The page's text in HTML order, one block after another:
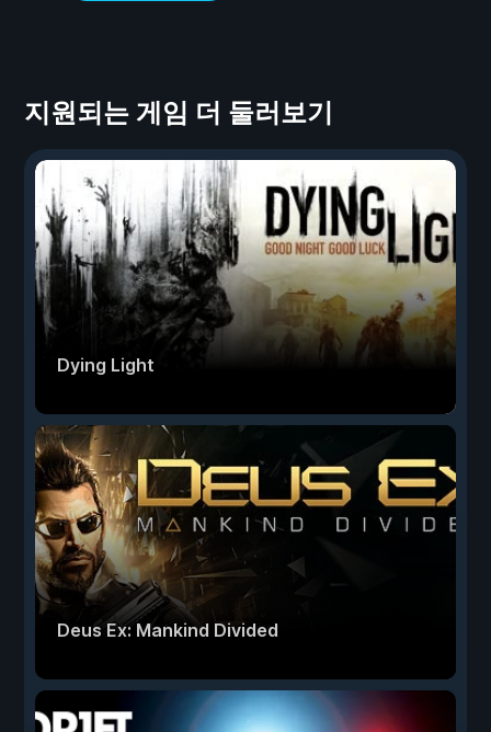
지원되는 게임 더 둘러보기
Dying Light
Deus Ex: Mankind Divided